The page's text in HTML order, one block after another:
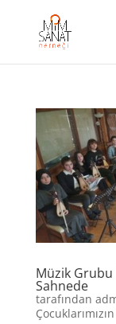
Müzik
Sahnede
tarafından